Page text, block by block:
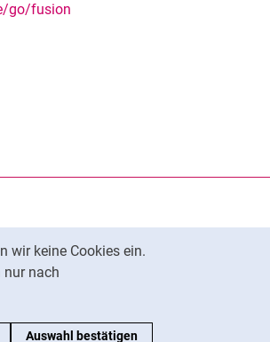
wir keine Cookies ein.
nur nach
Auswahl bestätigen
go/fusion
Fenster)
neues Fenster)